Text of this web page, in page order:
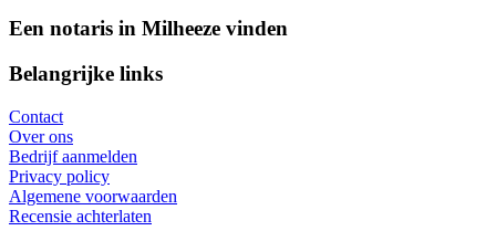
Een notaris in Milheeze vinden
Belangrijke links
Contact
Over ons
Bedrijf aanmelden
Privacy policy
Algemene voorwaarden
Recensie achterlaten